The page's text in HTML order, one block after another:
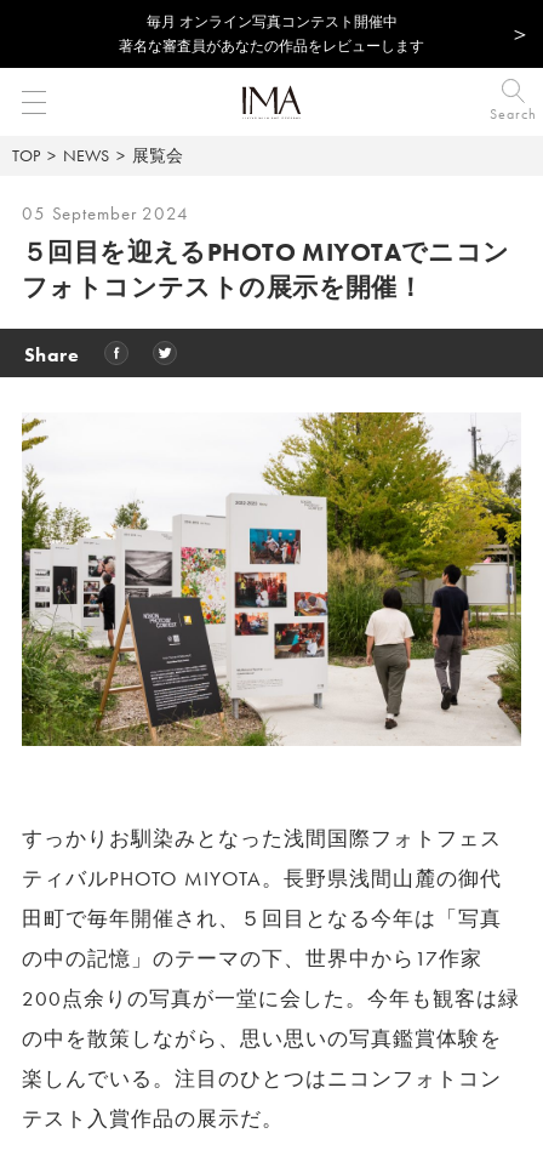
毎⽉ オンライン写真コンテスト開催中
著名な審査員があなたの作品をレビューします
Search
TOP NEWS 展覧会
05 September 2024
５回目を迎えるPHOTO MIYOTAでニコン
フォトコンテストの展示を開催！
Share
すっかりお馴染みとなった浅間国際フォトフェス
ティバルPHOTO MIYOTA。長野県浅間山麓の御代
田町で毎年開催され、５回目となる今年は「写真
の中の記憶」のテーマの下、世界中から17作家
200点余りの写真が一堂に会した。今年も観客は緑
の中を散策しながら、思い思いの写真鑑賞体験を
楽しんでいる。注目のひとつはニコンフォトコン
テスト入賞作品の展示だ。